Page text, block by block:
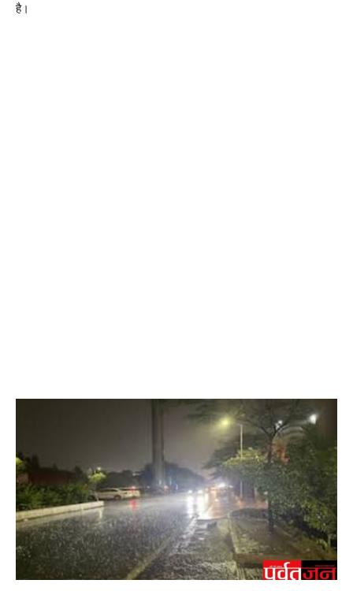
है।